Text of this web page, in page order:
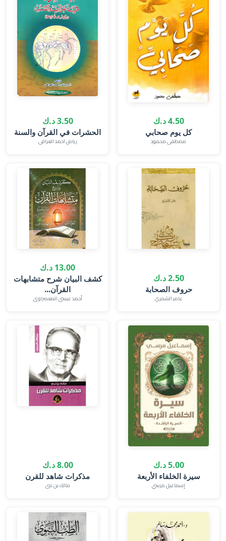
4.50 د.ك
كل يوم صحابي
مصطفى محمود
3.50 د.ك
الحشرات في القرآن والسنة
رياض احمد العراقى
2.50 د.ك
حروف الصحابة‎
عامر الشمري‎
13.00 د.ك
كشف البيان شرح متشابهات
القرآن...
أحمد عيسى المعصراوى
5.00 د.ك
سيرة الخلفاء الأربعة
إسماعيل مرسي
8.00 د.ك
مذكرات شاهد للقرن‎
مالك بن نبى